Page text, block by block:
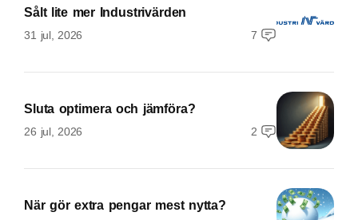
Sålt lite mer Industrivärden
31 jul, 2026 7
Sluta optimera och jämföra?
26 jul, 2026 2
När gör extra pengar mest nytta?